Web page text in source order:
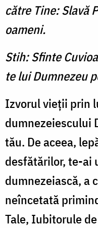
către Tine: Slavă
oameni.
Stih: Sfinte
te lui Dumnezeu
Izvorul vieţii prin
dumnezeiescului
tău. De aceea,
desfătărilor, te-ai
dumnezeiască, a
neîncetată
Tale, Iubitorule